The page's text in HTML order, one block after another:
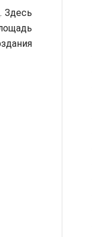
. Здесь